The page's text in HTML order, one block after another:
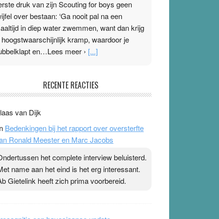
druk van zijn Scouting for boys geen
over bestaan: ‘Ga nooit pal na een
in diep water zwemmen, want dan krijg
kramp, waardoor je
en…Lees meer › [...]
Ward van Beek
Ze hopen ermee hun hartslag te
terwijl ze meer zuurstof opnemen.
heeft zo’n pleister geen effect. Maar het
Door…Lees meer Pleisterplakkers in de
› [...]
RECENTE REACTIES
van Dijk
Bedenkingen bij het rapport over oversterfte
Ronald Meester en Marc Jacobs
het complete interview beluisterd.
name aan het eind is het erg interessant.
Gietelink heeft zich prima voorbereid.